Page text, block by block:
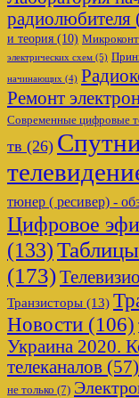
радиолюбителя
и теория (10)
электрических схем (5)
начинающих (4)
Ремонт
Современные цифровые
тв (26)
тюнер ( ресивер) -
Цифровое
(133)
(173)
Транзисторы (13)
Новости (106)
Украина 2020.
телеканалов (57)
не только (7)